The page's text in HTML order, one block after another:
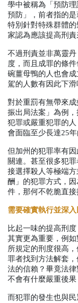
學中被稱為「預防
預防」，前者指的
特別針對特殊群體
家認為應該提高刑責
不過刑責並非萬靈
度，而且成罪的條
碗薑母鴨的人也會
駕的人數有因此下滑
對於重罰有無帶來
振出局法案」為例
犯罪或嚴重犯罪的
會面臨至少長達25
但加州的犯罪率有
關連。甚至很多犯
接選擇殺人等極端
酬」的犯罪方式，
件，那何不乾脆直接
需要確實執行並深
比起一味的提高刑
其實更為重要，例
所規定的刑度很高
罪者找到方法解套
法的信賴？畢竟法
不會有什麼嚴重後
而犯罪的發生也與